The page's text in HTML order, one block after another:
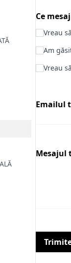
Ce
Vreau
Am
Vreau
Emailul
Mesajul